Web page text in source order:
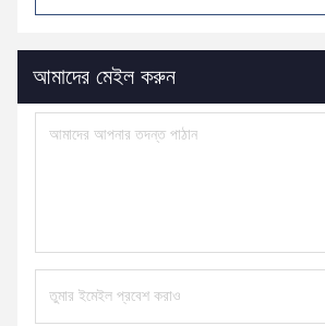
আমাদের মেইল ​​করুন